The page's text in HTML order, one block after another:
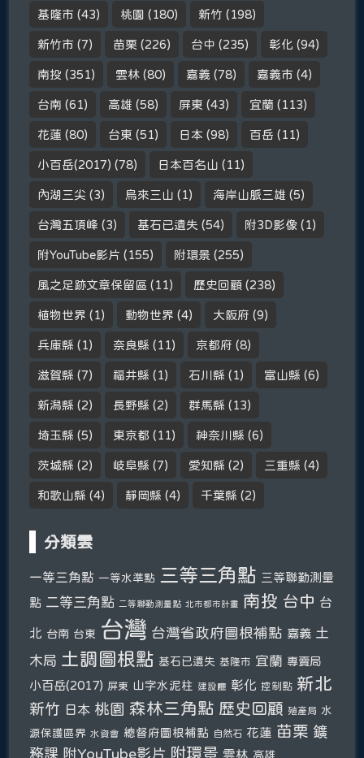
基隆市 (43) 桃園 (180) 新竹 (198)
新竹市 (7) 苗栗 (226) 台中 (235) 彰化 (94)
南投 (351) 雲林 (80) 嘉義 (78) 嘉義市 (4)
台南 (61) 高雄 (58) 屏東 (43) 宜蘭 (113)
花蓮 (80) 台東 (51) 日本 (98) 百岳 (11)
小百岳(2017) (78) 日本百名山 (11)
內湖三尖 (3) 烏來三山 (1) 海岸山脈三雄 (5)
台灣五頂峰 (3) 基石已遺失 (54) 附3D影像 (1)
附YouTube影片 (155) 附環景 (255)
風之足跡文章保留區 (11) 歷史回顧 (238)
植物世界 (1) 動物世界 (4) 大阪府 (9)
兵庫縣 (1) 奈良縣 (11) 京都府 (8)
滋賀縣 (7) 福井縣 (1) 石川縣 (1) 富山縣 (6)
新潟縣 (2) 長野縣 (2) 群馬縣 (13)
埼玉縣 (5) 東京都 (11) 神奈川縣 (6)
茨城縣 (2) 岐阜縣 (7) 愛知縣 (2) 三重縣 (4)
和歌山縣 (4) 靜岡縣 (4) 千葉縣 (2)
分類雲
一等三角點 一等水準點 三等三角點 三等聯勤測量
點 二等三角點 二等聯勤測量點 北市都市計畫 南投 台中 台
北 台南 台東 台灣 台灣省政府圖根補點 嘉義 土
木局 土調圖根點 基石已遺失 基隆市 宜蘭 專賣局
小百岳(2017) 屏東 山字水泥柱 建設廳 彰化 控制點 新北
新竹 日本 桃園 森林三角點 歷史回顧 殖產局
水
源保護區界 水資會 總督府圖根補點 自然石 花蓮 苗栗 鑛
務課 附YouTube影片 附環景 雲林 高雄